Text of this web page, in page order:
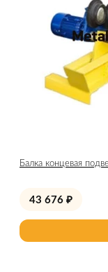
Балка концевая
43 676 ₽